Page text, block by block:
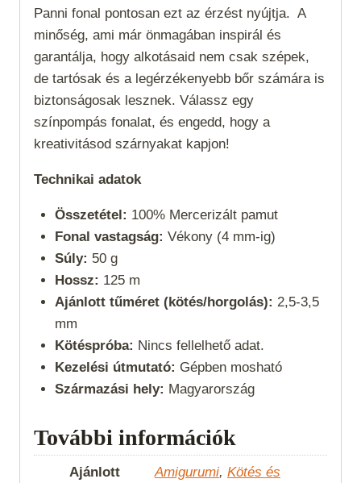
Panni fonal pontosan ezt az érzést nyújtja. A
minőség, ami már önmagában inspirál és
garantálja, hogy alkotásaid nem csak szépek,
de tartósak és a legérzékenyebb bőr számára is
biztonságosak lesznek. Válassz egy
színpompás fonalat, és engedd, hogy a
kreativitásod szárnyakat kapjon!
Technikai adatok
Összetétel: 100% Mercerizált pamut
Fonal vastagság: Vékony (4 mm-ig)
Súly: 50 g
Hossz: 125 m
Ajánlott tűméret (kötés/horgolás): 2,5-3,5
mm
Kötéspróba: Nincs fellelhető adat.
Kezelési útmutató: Gépben mosható
Származási hely: Magyarország
További információk
Ajánlott
Amigurumi, Kötés és